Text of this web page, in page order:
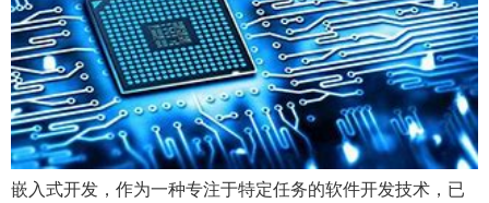
嵌入式开发，作为一种专注于特定任务的软件开发技术，已